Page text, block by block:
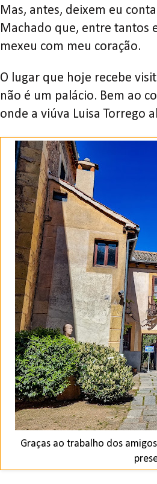
Mas, antes, deixem eu
Machado que, entre tantos
mexeu com meu coração.
O lugar que hoje recebe
não é um palácio. Bem ao
onde a viúva Luisa Torrego
Graças ao trabalho dos